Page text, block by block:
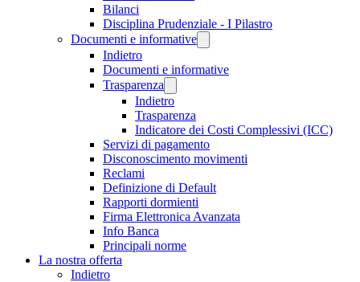
Bilanci
Disciplina Prudenziale - I Pilastro
Documenti e informative
Indietro
Documenti e informative
Trasparenza
Indietro
Trasparenza
Indicatore dei Costi Complessivi (ICC)
Servizi di pagamento
Disconoscimento movimenti
Reclami
Definizione di Default
Rapporti dormienti
Firma Elettronica Avanzata
Info Banca
Principali norme
La nostra offerta
Indietro